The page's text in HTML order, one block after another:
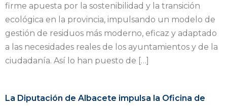
firme apuesta por la sostenibilidad y la transición
ecológica en la provincia, impulsando un modelo de
gestión de residuos más moderno, eficaz y adaptado
a las necesidades reales de los ayuntamientos y de la
ciudadanía. Así lo han puesto de […]
La Diputación de Albacete impulsa la Oficina de